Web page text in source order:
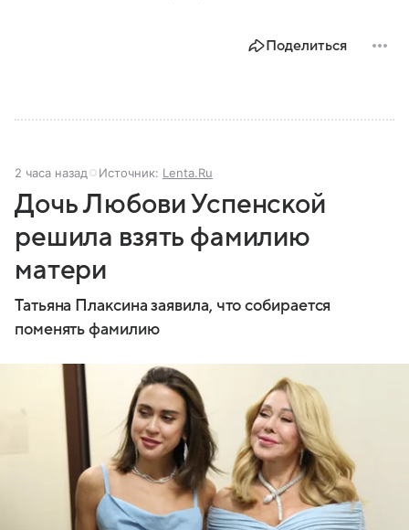
Поделиться
2 часа назад Источник: Lenta.Ru
Дочь Любови Успенской
решила взять фамилию
матери
Татьяна Плаксина заявила, что собирается
поменять фамилию